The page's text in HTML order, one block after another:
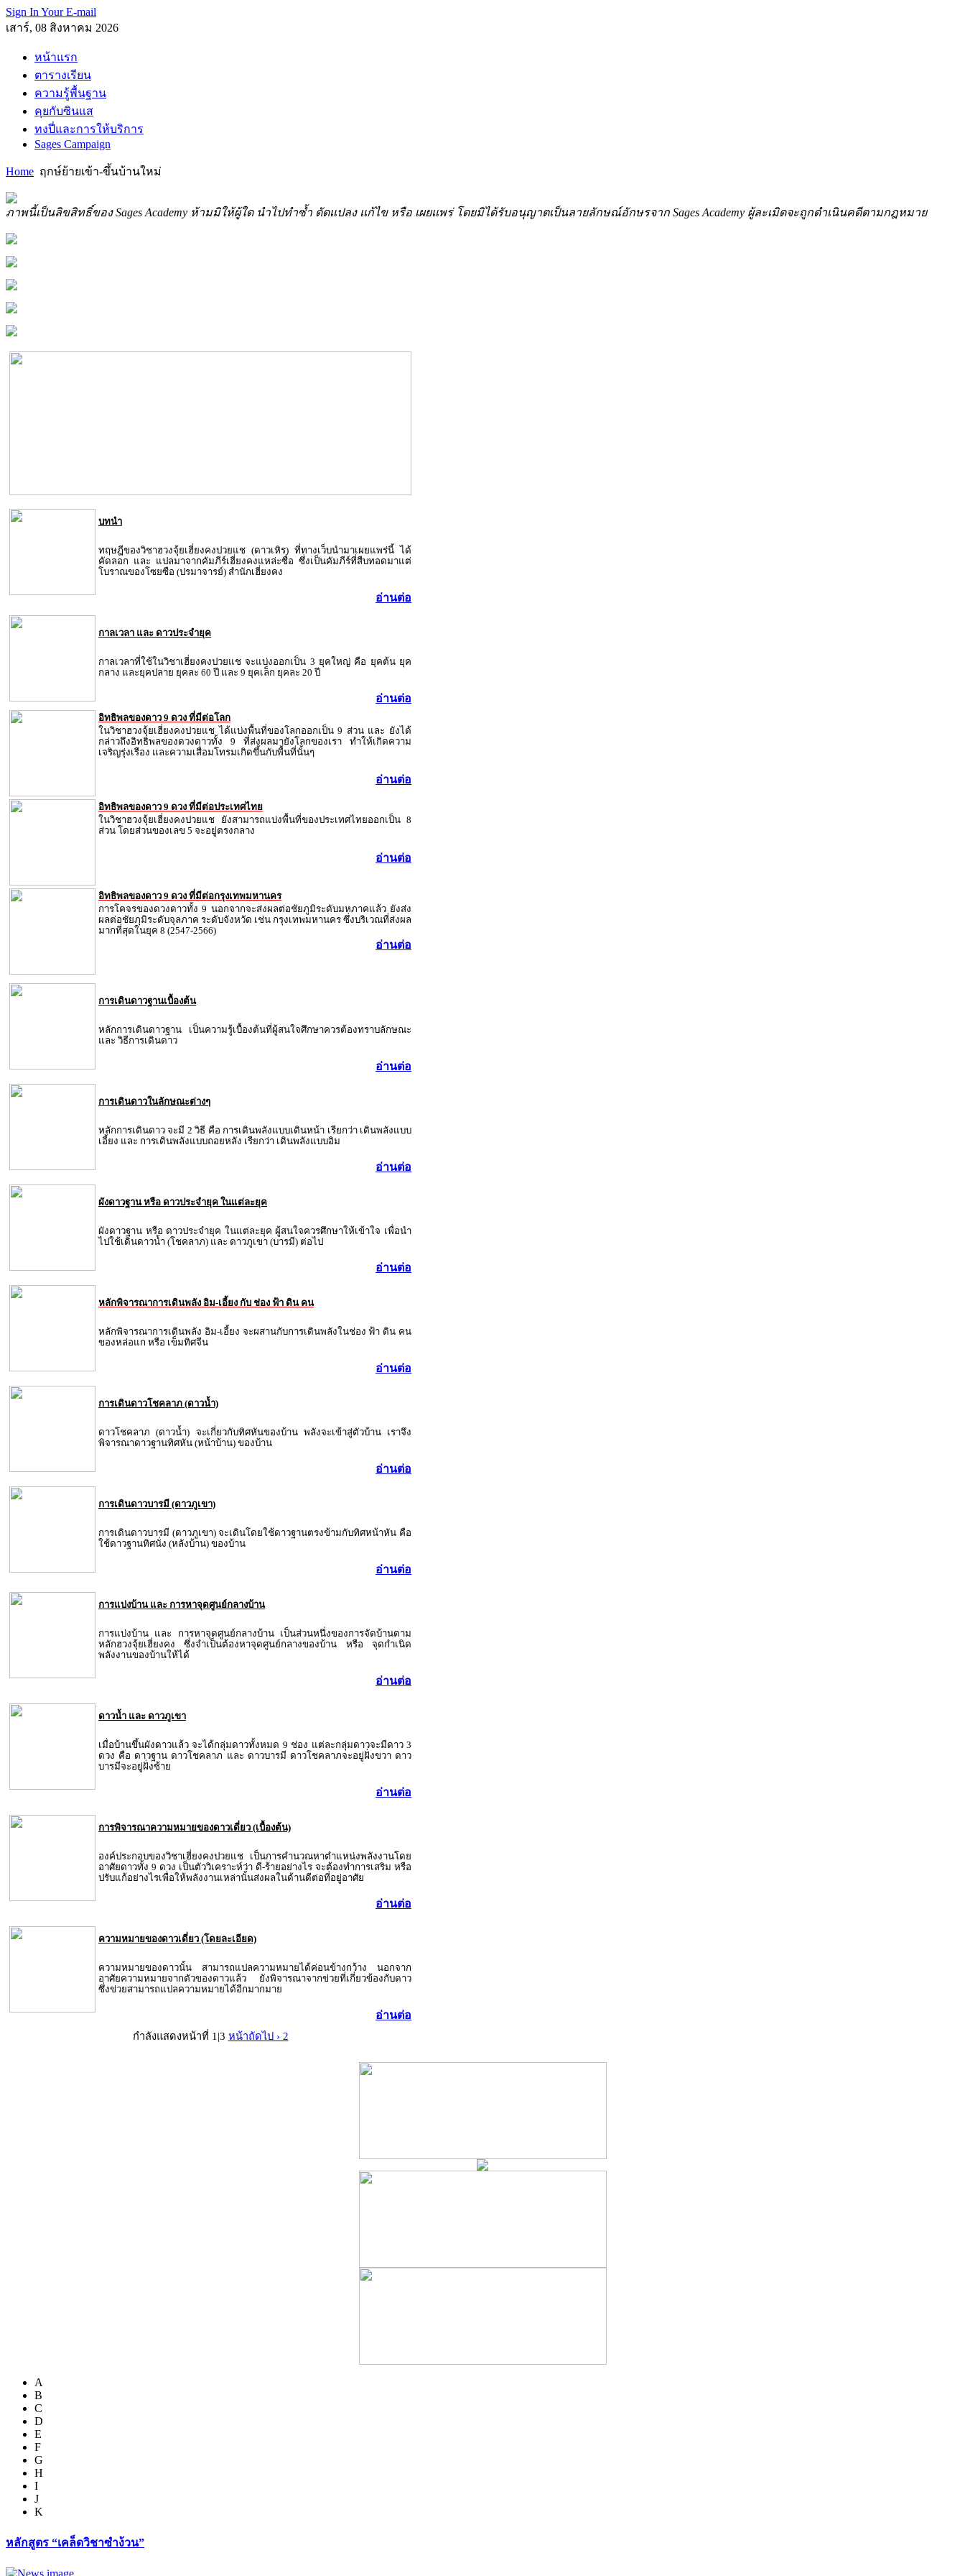
Sign In Your E-mail
เสาร์, 08 สิงหาคม 2026
หน้าแรก
ตารางเรียน
ความรู้พื้นฐาน
คุยกับซินแส
ทงปี่และการให้บริการ
Sages Campaign
Home ฤกษ์ย้ายเข้า-ขึ้นบ้านใหม่
ภาพนี้เป็นลิขสิทธิ์ของ Sages Academy ห้ามมิให้ผู้ใด นำไปทำซ้ำ ดัดแปลง แก้ไข หรือ เผยแพร่ โดยมิได้รับอนุญาตเป็นลายลักษณ์อักษรจาก Sages Academy ผู้ละเมิดจะถูกดำเนินคดีตามกฎหมาย
บทนำ
ทฤษฎีของวิชาฮวงจุ้ยเฮี่ยงคงปวยแช (ดาวเหิร) ที่ทางเว็บนำมาเผยแพร่นี้ ได้
คัดลอก และ แปลมาจากคัมภีร์เฮี่ยงคงแหล่ะซื่อ ซึ่งเป็นคัมภีร์ที่สืบทอดมาแต่
โบราณของโซยซือ (ปรมาจารย์) สำนักเฮี่ยงคง
อ่านต่อ
กาลเวลา และ ดาวประจำยุค
กาลเวลาที่ใช้ในวิชาเฮี่ยงคงปวยแช จะแบ่งออกเป็น 3 ยุคใหญ่ คือ ยุคต้น ยุค
กลาง และยุคปลาย ยุคละ 60 ปี และ 9 ยุคเล็ก ยุคละ 20 ปี
อ่านต่อ
อิทธิพลของดาว 9 ดวง ที่มีต่อโลก
ในวิชาฮวงจุ้ยเฮี่ยงคงปวยแช ได้แบ่งพื้นที่ของโลกออกเป็น 9 ส่วน และ ยังได้
กล่าวถึงอิทธิพลของดวงดาวทั้ง 9 ที่ส่งผลมายังโลกของเรา ทำให้เกิดความ
เจริญรุ่งเรือง และความเสื่อมโทรมเกิดขึ้นกับพื้นที่นั้นๆ
อ่านต่อ
อิทธิพลของดาว 9 ดวง ที่มีต่อประเทศไทย
ในวิชาฮวงจุ้ยเฮี่ยงคงปวยแช ยังสามารถแบ่งพื้นที่ของประเทศไทยออกเป็น 8
ส่วน โดยส่วนของเลข 5 จะอยู่ตรงกลาง
อ่านต่อ
อิทธิพลของดาว 9 ดวง ที่มีต่อกรุงเทพมหานคร
การโคจรของดวงดาวทั้ง 9 นอกจากจะส่งผลต่อชัยภูมิระดับมหภาคแล้ว ยังส่ง
ผลต่อชัยภุมิระดับจุลภาค ระดับจังหวัด เช่น กรุงเทพมหานคร ซึ่งบริเวณที่ส่งผล
มากที่สุดในยุค 8 (2547-2566)
อ่านต่อ
การเดินดาวฐานเบื้องต้น
หลักการเดินดาวฐาน เป็นความรู้เบื้องต้นที่ผู้สนใจศึกษาควรต้องทราบลักษณะ
และ วิธีการเดินดาว
อ่านต่อ
การเดินดาวในลักษณะต่างๆ
หลักการเดินดาว จะมี 2 วิธี คือ การเดินพลังแบบเดินหน้า เรียกว่า เดินพลังแบบ
เอี้ยง และ การเดินพลังแบบถอยหลัง เรียกว่า เดินพลังแบบอิม
อ่านต่อ
ผังดาวฐาน หรือ ดาวประจำยุค ในแต่ละยุค
ผังดาวฐาน หรือ ดาวประจำยุค ในแต่ละยุค ผู้สนใจควรศึกษาให้เข้าใจ เพื่อนำ
ไปใช้เดินดาวน้ำ (โชคลาภ) และ ดาวภูเขา (บารมี) ต่อไป
อ่านต่อ
หลักพิจารณาการเดินพลัง อิม-เอี้ยง กับ ช่อง ฟ้า ดิน คน
หลักพิจารณาการเดินพลัง อิม-เอี้ยง จะผสานกับการเดินพลังในช่อง ฟ้า ดิน คน
ของหล่อแก หรือ เข็มทิศจีน
อ่านต่อ
การเดินดาวโชคลาภ (ดาวน้ำ)
ดาวโชคลาภ (ดาวน้ำ) จะเกี่ยวกับทิศหันของบ้าน พลังจะเข้าสู่ตัวบ้าน เราจึง
พิจารณาดาวฐานทิศหัน (หน้าบ้าน) ของบ้าน
อ่านต่อ
การเดินดาวบารมี (ดาวภูเขา)
การเดินดาวบารมี (ดาวภูเขา) จะเดินโดยใช้ดาวฐานตรงข้ามกับทิศหน้าหัน คือ
ใช้ดาวฐานทิศนั่ง (หลังบ้าน) ของบ้าน
อ่านต่อ
การแบ่งบ้าน และ การหาจุดศูนย์กลางบ้าน
การแบ่งบ้าน และ การหาจุดศูนย์กลางบ้าน เป็นส่วนหนึ่งของการจัดบ้านตาม
หลักฮวงจุ้ยเฮี่ยงคงซึ่งจำเป็นต้องหาจุดศูนย์กลางของบ้าน หรือ จุดกำเนิด
พลังงานของบ้านให้ได้
อ่านต่อ
ดาวน้ำ และ ดาวภูเขา
เมื่อบ้านขึ้นผังดาวแล้ว จะได้กลุ่มดาวทั้งหมด 9 ช่อง แต่ละกลุ่มดาวจะมีดาว 3
ดวง คือ ดาวฐาน ดาวโชคลาภ และ ดาวบารมี ดาวโชคลาภจะอยู่ฝั่งขวา ดาว
บารมีจะอยู่ฝั่งซ้าย
อ่านต่อ
การพิจารณาความหมายของดาวเดี่ยว (เบื้องต้น)
องค์ประกอบของวิชาเฮี่ยงคงปวยแช เป็นการคำนวณหาตำแหน่งพลังงานโดย
อาศัยดาวทั้ง 9 ดวง เป็นตัววิเคราะห์ว่า ดี-ร้ายอย่างไร จะต้องทำการเสริม หรือ
ปรับแก้อย่างไรเพื่อให้พลังงานเหล่านั้นส่งผลในด้านดีต่อที่อยู่อาศัย
อ่านต่อ
ความหมายของดาวเดี่ยว (โดยละเอียด)
ความหมายของดาวนั้น สามารถแปลความหมายได้ค่อนข้างกว้าง นอกจาก
อาศัยความหมายจากตัวของดาวแล้ว ยังพิจารณาจากข่วยที่เกี่ยวข้องกับดาว
ซึ่งข่วยสามารถแปลความหมายได้อีกมากมาย
อ่านต่อ
กำลังแสดงหน้าที่ 1|3 หน้าถัดไป › 2
A
B
C
D
E
F
G
H
I
J
K
หลักสูตร “เคล็ดวิชาซำง้วน”